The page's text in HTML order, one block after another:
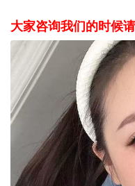
大家咨询我们的时候